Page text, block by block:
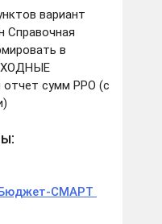
вариант
Справочная
в
сумм РРО (с
СМАРТ